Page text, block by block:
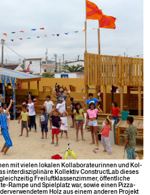
mit vie­len lokalen Kol­lab­o­ra­teurin­nen und Kol­
inter­diszi­plinäre Kollek­tiv Con­struct­Lab dieses
Freiluftk­lassen­z­im­mer, öffentliche
Rampe und Spielplatz war, sowie einen Piz­za­
Holz aus einem anderen Pro­jekt